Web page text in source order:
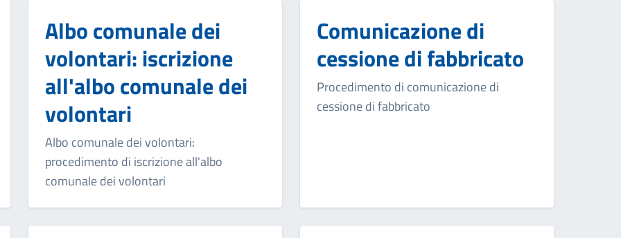
Albo comunale dei
volontari: iscrizione
all'albo comunale dei
volontari
Albo comunale dei volontari:
procedimento di iscrizione all'albo
comunale dei volontari
Comunicazione di
cessione di fabbricato
Procedimento di comunicazione di
cessione di fabbricato